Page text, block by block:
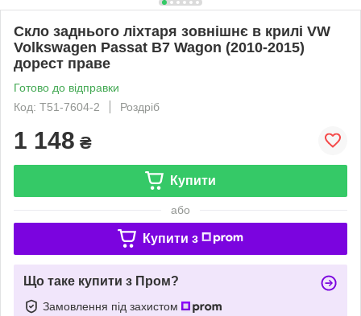
Скло заднього ліхтаря зовнішнє в крилі VW
Volkswagen Passat B7 Wagon (2010-2015)
дорест праве
Готово до відправки
Код: T51-7604-2
Роздріб
1 148 ₴
Купити
або
Купити з
Що таке купити з Пром?
Замовлення під захистом